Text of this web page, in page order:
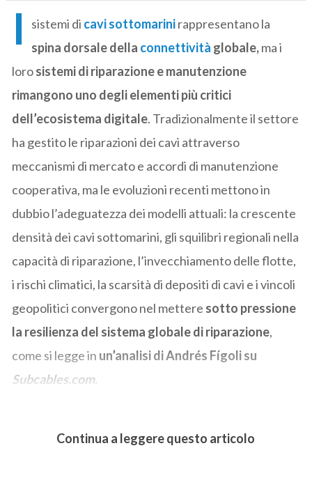
I sistemi di cavi sottomarinirappresentano la
spina dorsale della connettività globale,ma i
lorosistemi di riparazione e manutenzione
rimangono uno degli elementi più critici
dell’ecosistema digitale. Tradizionalmente il settore
ha gestito le riparazioni dei cavi attraverso
meccanismi di mercato e accordi di manutenzione
cooperativa, ma le evoluzioni recenti mettono in
dubbio l’adeguatezza dei modelli attuali: la crescente
densità dei cavi sottomarini, gli squilibri regionali nella
capacità di riparazione, l’invecchiamento delle flotte,
i rischi climatici, la scarsità di depositi di cavi e i vincoli
geopolitici convergono nel mettere sotto pressione
la resilienza del sistema globale di riparazione,
come si legge in un’analisi di Andrés Fígoli su
Subcables.com.
Continua a leggere questo articolo